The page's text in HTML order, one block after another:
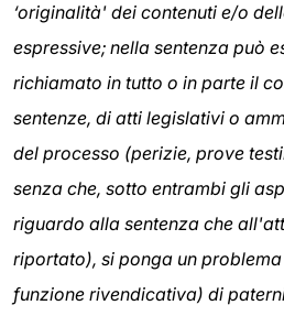
‘originalità' dei contenuti e/o
espressive; nella sentenza può
richiamato in tutto o in parte il
sentenze, di atti legislativi o
del processo (perizie, prove
senza che, sotto entrambi gli
riguardo alla sentenza che
riportato), si ponga un
funzione rivendicativa) di